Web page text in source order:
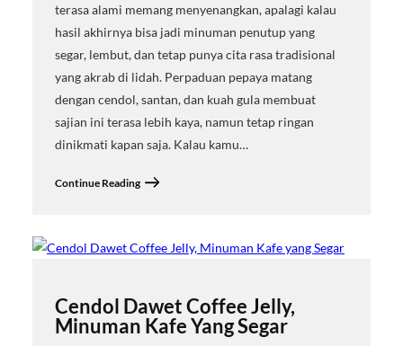
terasa alami memang menyenangkan, apalagi kalau
hasil akhirnya bisa jadi minuman penutup yang
segar, lembut, dan tetap punya cita rasa tradisional
yang akrab di lidah. Perpaduan pepaya matang
dengan cendol, santan, dan kuah gula membuat
sajian ini terasa lebih kaya, namun tetap ringan
dinikmati kapan saja. Kalau kamu…
Continue Reading
Cendol Dawet Coffee Jelly,
Minuman Kafe Yang Segar